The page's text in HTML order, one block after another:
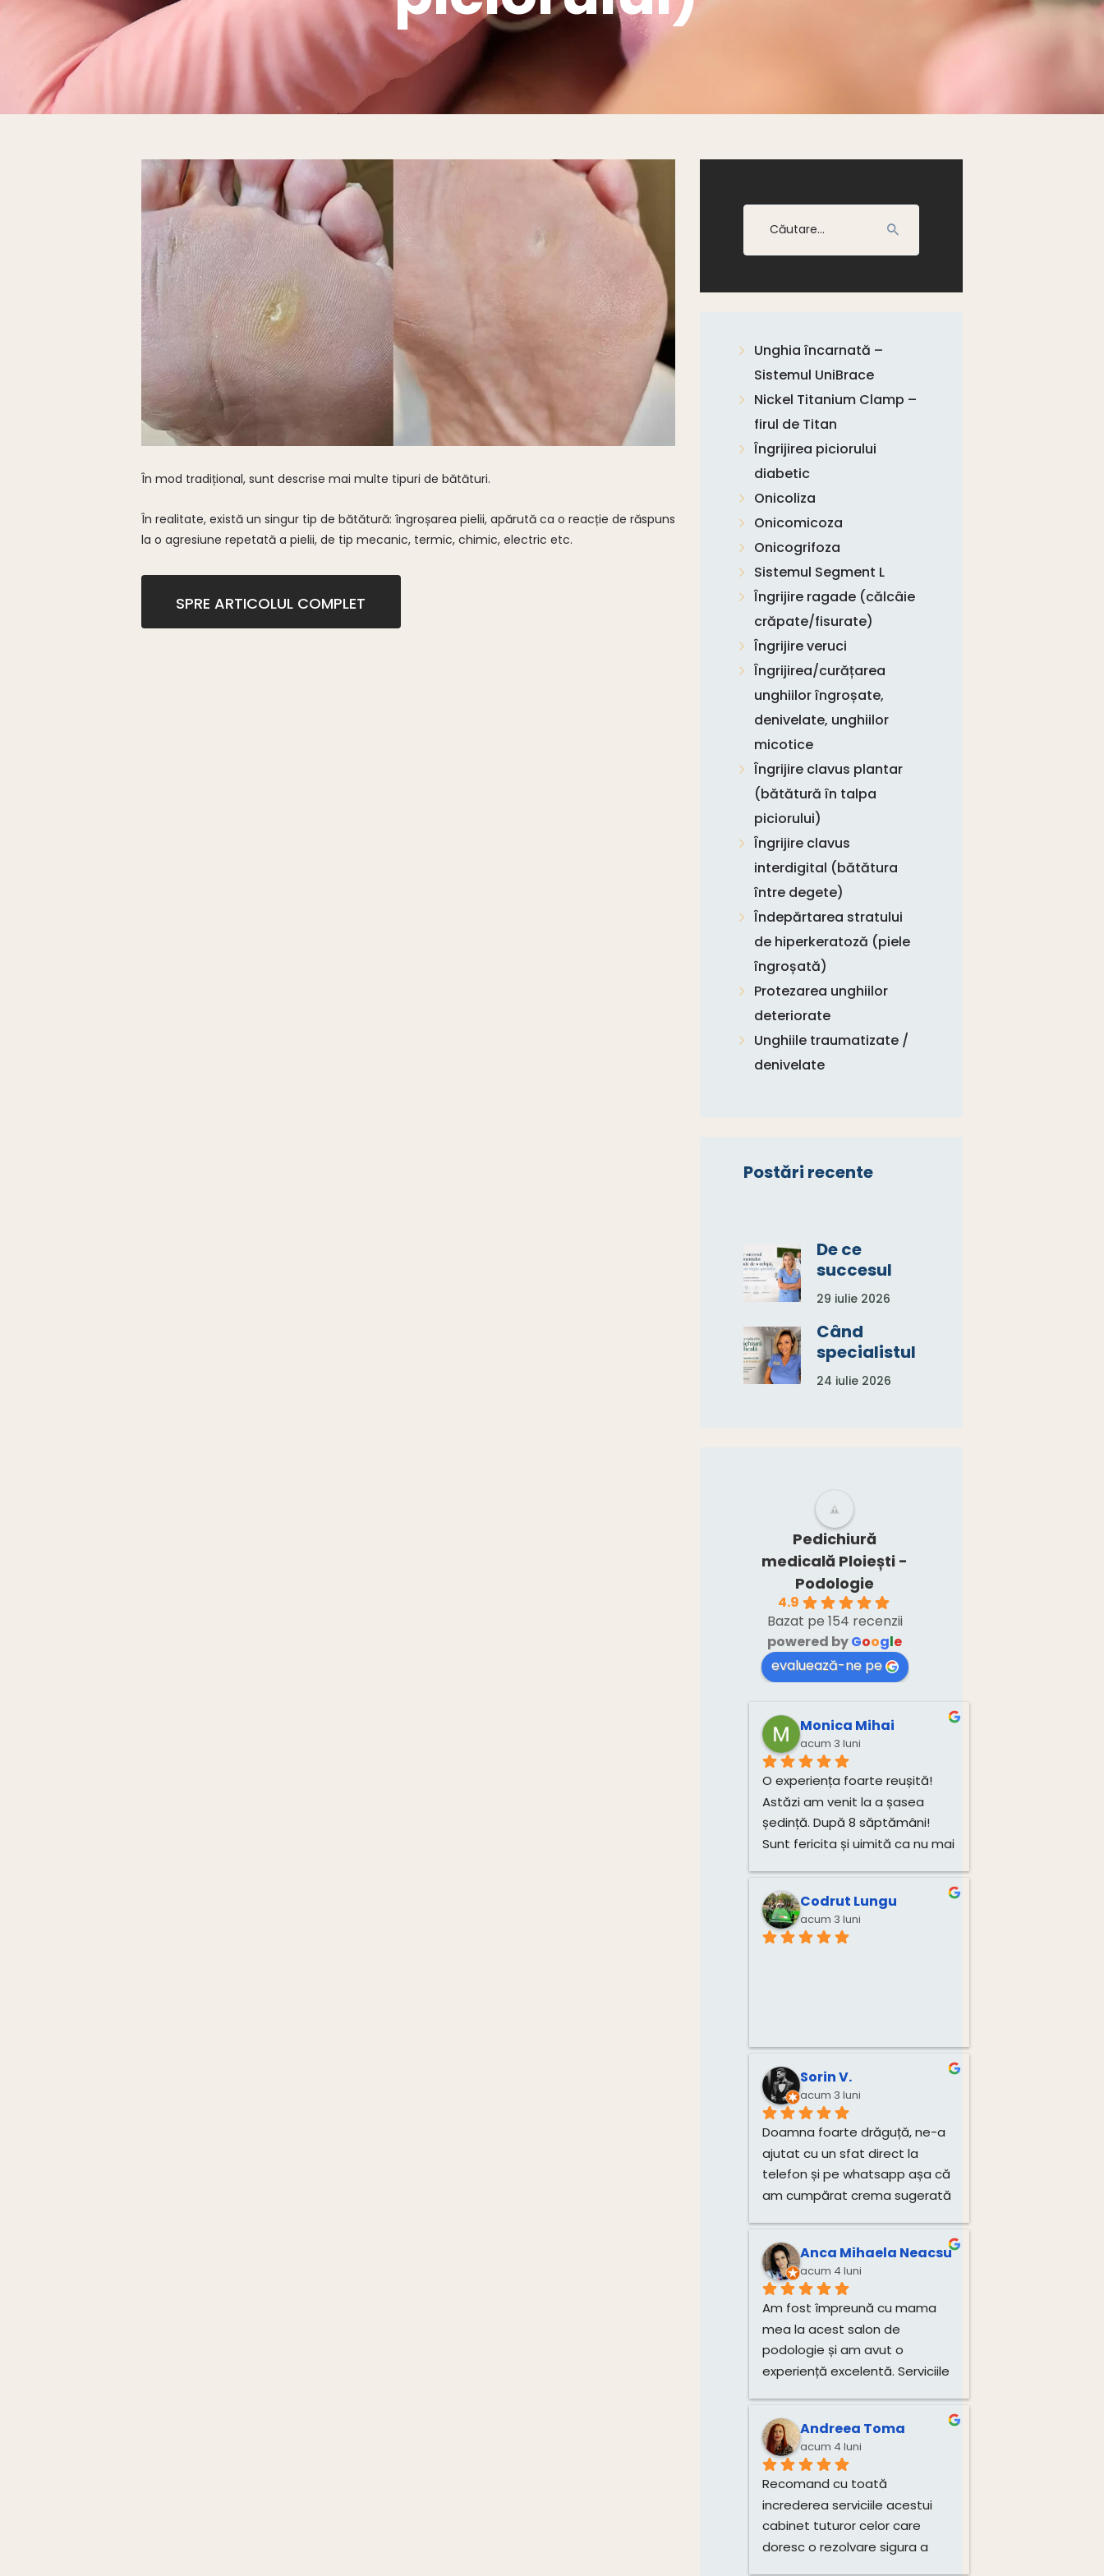
În mod tradițional, sunt descrise mai multe tipuri de bătături.
În realitate, există un singur tip de bătătură: îngroșarea pielii, apărută ca o reacție de răspuns
la o agresiune repetată a pielii, de tip mecanic, termic, chimic, electric etc.
SPRE ARTICOLUL COMPLET
după:
Unghia încarnată –
Sistemul UniBrace
Nickel Titanium Clamp –
firul de Titan
Îngrijirea piciorului
diabetic
Onicoliza
Onicomicoza
Onicogrifoza
Sistemul Segment L
Îngrijire ragade (călcâie
crăpate/fisurate)
Îngrijire veruci
Îngrijirea/curățarea
unghiilor îngroșate,
denivelate, unghiilor
micotice
Îngrijire clavus plantar
(bătătură în talpa
piciorului)
Îngrijire clavus
interdigital (bătătura
între degete)
Îndepărtarea stratului
de hiperkeratoză (piele
îngroșată)
Protezarea unghiilor
deteriorate
Unghiile traumatizate /
denivelate
Postări recente
De ce
succesul
tratamentu
lui depinde
de o
echipă, nu
de un
singur
29 iulie 2026
Când
specialistul
în
medical.”
24 iulie 2026
Pedichiură
medicală Ploiești -
Podologie
4.9
Bazat pe 154 recenzii
powered byGoogle
evaluează-ne pe
Monica Mihai
acum 3 luni
O experiența foarte reușită!
Astăzi am venit la a șasea
ședință. După 8 săptămâni!
Sunt fericita și uimită ca nu mai
Codrut Lungu
acum 3 luni
Sorin V.
acum 3 luni
Doamna foarte drăguță, ne-a
ajutat cu un sfat direct la
telefon și pe whatsapp așa că
am cumpărat crema sugerată
Anca Mihaela Neacsu
acum 4 luni
Am fost împreună cu mama
mea la acest salon de
podologie și am avut o
experiență excelentă. Serviciile
impecabil, cu multă grijă și
profesionalism. Atmosfera
este plăcută, iar doamna este
deosebit de amabilă și
atentă.Recomand cu toată
încredere!
Andreea Toma
acum 4 luni
Recomand cu toată
increderea serviciile acestui
cabinet tuturor celor care
doresc o rezolvare sigura a